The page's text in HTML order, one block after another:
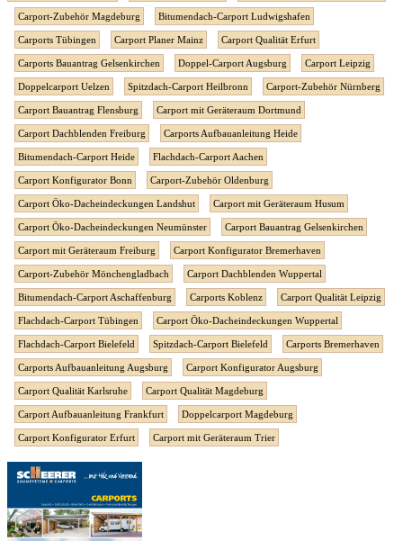
Carport-Zubehör Magdeburg Bitumendach-Carport Ludwigshafen
Carports Tübingen Carport Planer Mainz Carport Qualität Erfurt
Carports Bauantrag Gelsenkirchen Doppel-Carport Augsburg Carport Leipzig
Doppelcarport Uelzen Spitzdach-Carport Heilbronn Carport-Zubehör Nürnberg
Carport Bauantrag Flensburg Carport mit Geräteraum Dortmund
Carport Dachblenden Freiburg Carports Aufbauanleitung Heide
Bitumendach-Carport Heide Flachdach-Carport Aachen
Carport Konfigurator Bonn Carport-Zubehör Oldenburg
Carport Öko-Dacheindeckungen Landshut Carport mit Geräteraum Husum
Carport Öko-Dacheindeckungen Neumünster Carport Bauantrag Gelsenkirchen
Carport mit Geräteraum Freiburg Carport Konfigurator Bremerhaven
Carport-Zubehör Mönchengladbach Carport Dachblenden Wuppertal
Bitumendach-Carport Aschaffenburg Carports Koblenz Carport Qualität Leipzig
Flachdach-Carport Tübingen Carport Öko-Dacheindeckungen Wuppertal
Flachdach-Carport Bielefeld Spitzdach-Carport Bielefeld Carports Bremerhaven
Carports Aufbauanleitung Augsburg Carport Konfigurator Augsburg
Carport Qualität Karlsruhe Carport Qualität Magdeburg
Carport Aufbauanleitung Frankfurt Doppelcarport Magdeburg
Carport Konfigurator Erfurt Carport mit Geräteraum Trier